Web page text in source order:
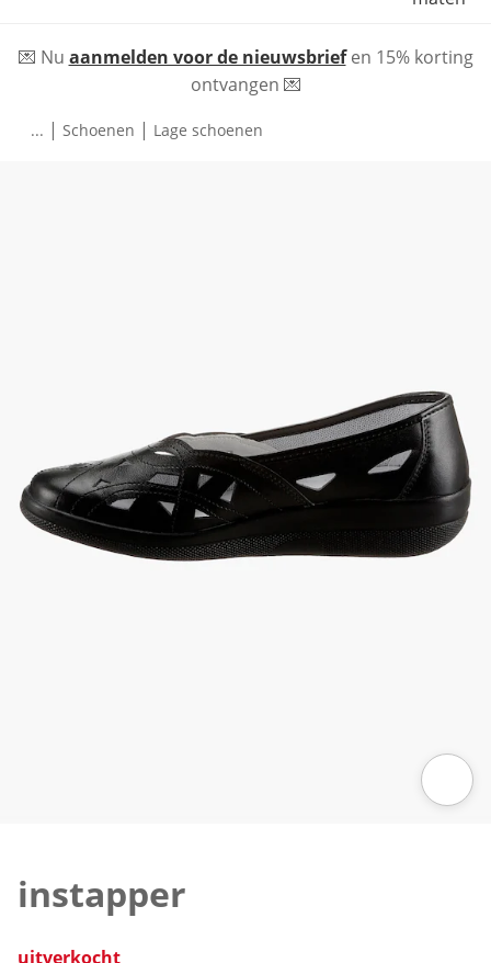
💌 Nu aanmelden voor de nieuwsbriefen 15% korting
ontvangen 💌
... | Schoenen | Lage schoenen
instapper
uitverkocht